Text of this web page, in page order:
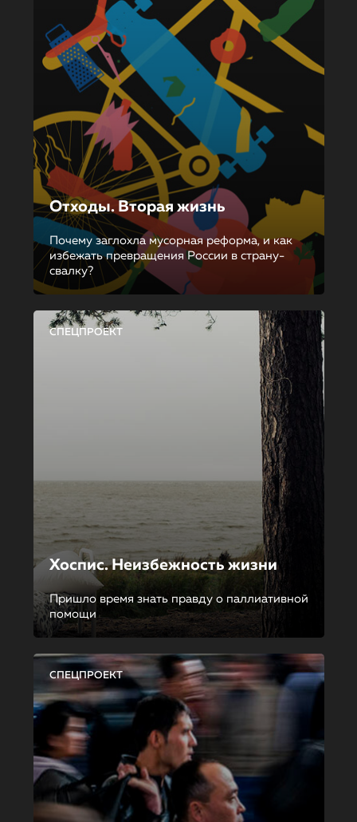
Отходы. Вторая жизнь
Почему заглохла мусорная реформа, и как
избежать превращения России в страну-
свалку?
СПЕЦПРОЕКТ
Хоспис. Неизбежность жизни
Пришло время знать правду о паллиативной
помощи
СПЕЦПРОЕКТ